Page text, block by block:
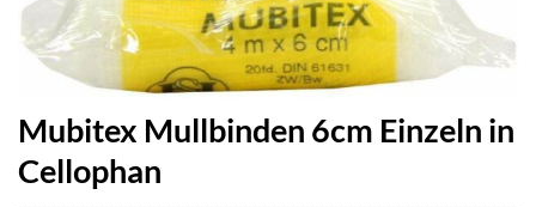
Mubitex Mullbinden 6cm Einzeln in
Cellophan